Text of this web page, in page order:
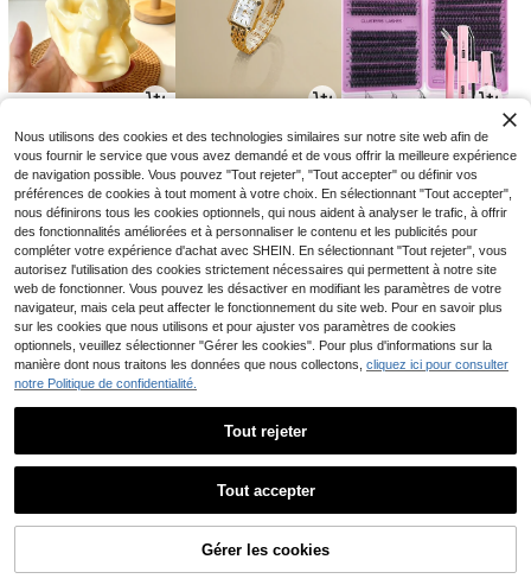
1
CA$7 .80 CA$4.52 -19% CA$2.42 -7%
2 6 13
Retourner en haut
Nous utilisons des cookies et des technologies similaires sur notre site web afin de
vous fournir le service que vous avez demandé et de vous offrir la meilleure expérience
de navigation possible. Vous pouvez "Tout rejeter", "Tout accepter" ou définir vos
préférences de cookies à tout moment à votre choix. En sélectionnant "Tout accepter",
nous définirons tous les cookies optionnels, qui nous aident à analyser le trafic, à offrir
des fonctionnalités améliorées et à personnaliser le contenu et les publicités pour
compléter votre expérience d'achat avec SHEIN. En sélectionnant "Tout rejeter", vous
autorisez l'utilisation des cookies strictement nécessaires qui permettent à notre site
web de fonctionner. Vous pouvez les désactiver en modifiant les paramètres de votre
navigateur, mais cela peut affecter le fonctionnement du site web. Pour en savoir plus
sur les cookies que nous utilisons et pour ajuster vos paramètres de cookies
optionnels, veuillez sélectionner "Gérer les cookies". Pour plus d'informations sur la
manière dont nous traitons les données que nous collectons, cliquez ici pour consulter
notre Politique de confidentialité.
Tout rejeter
Tout accepter
Gérer les cookies